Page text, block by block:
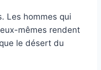
Les hommes qui
mêmes rendent
le désert du